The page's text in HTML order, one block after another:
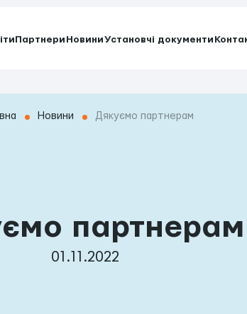
Партнери НовиниУстановчі документи
Новини Дякуємо партнерам
партнерам
01.11.2022